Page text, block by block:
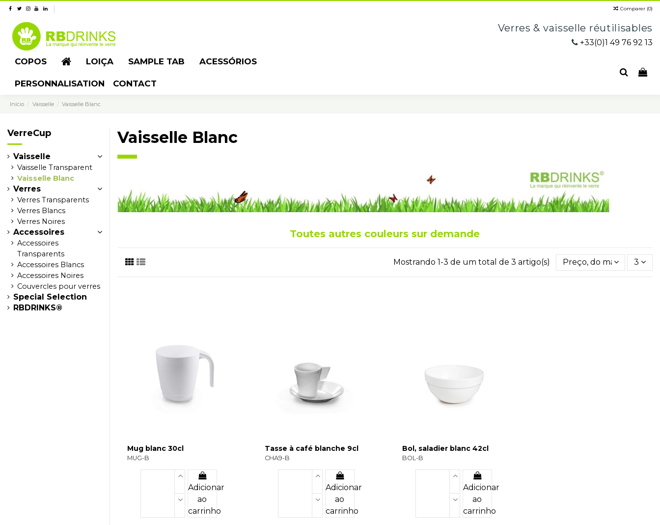
Comparer (0)
Verres & vaisselle réutilisables
+33(0)1 49 76 92 13
COPOS LOIÇA SAMPLE TAB ACESSÓRIOS
PERSONNALISATION CONTACT
Início Vaisselle Vaisselle Blanc
Vaisselle Blanc
Toutes autres couleurs sur demande
Mostrando 1-3 de um total de 3 artigo(s) Preço, do mais baixo ao
3
Mug blanc 30cl
MUG-B
Adicionar
ao
carrinho
Tasse à café blanche 9cl
CHA9-B
Adicionar
ao
carrinho
Bol, saladier blanc 42cl
BOL-B
Adicionar
ao
carrinho
VerreCup
Vaisselle
Vaisselle Transparent
Vaisselle Blanc
Verres
Verres Transparents
Verres Blancs
Verres Noires
Accessoires
Accessoires
Transparents
Accessoires Blancs
Accessoires Noires
Couvercles pour verres
Special Selection
RBDRINKS®